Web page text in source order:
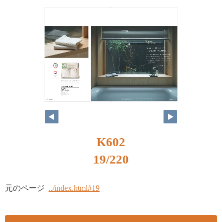
K602
19/220
元のページ ../index.html#19